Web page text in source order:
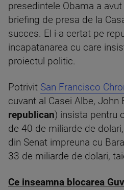
presedintele Obama a
briefing de presa de la
succes. El i-a certat pe
incapatanarea cu care
proiectul politic.
Potrivit San Francisco
cuvant al Casei Albe, John
republican) insista pentru
de 40 de miliarde de
din Senat impreuna cu
33 de miliarde de dolari,
Ce inseamna blocarea